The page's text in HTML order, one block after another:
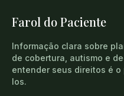
Farol do Paciente
Informação clara sobre
de cobertura, autismo e
entender seus direitos é
los.